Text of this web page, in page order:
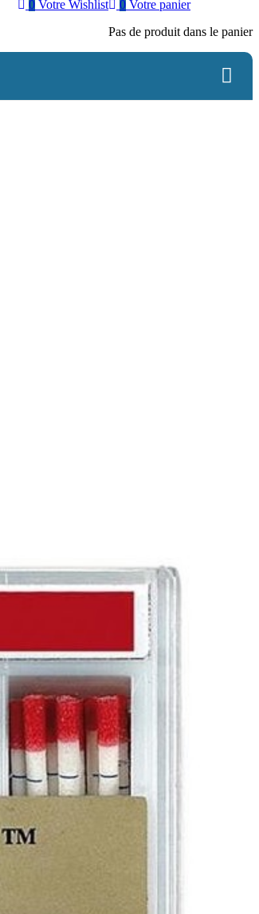
0 Votre panier
Pas de produit dans le panier
0 Votre Wishlist